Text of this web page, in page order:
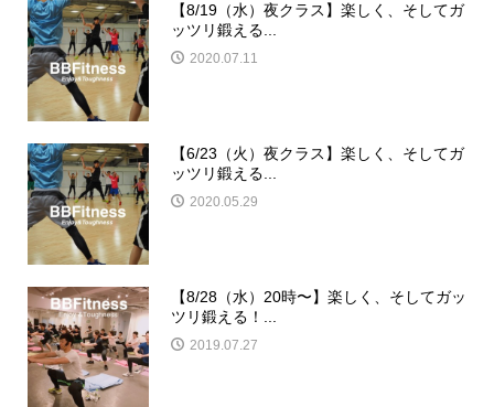
【8/19（水）夜クラス】楽しく、そしてガ
ッツリ鍛える...
2020.07.11
【6/23（火）夜クラス】楽しく、そしてガ
ッツリ鍛える...
2020.05.29
【8/28（水）20時〜】楽しく、そしてガッ
ツリ鍛える！...
2019.07.27